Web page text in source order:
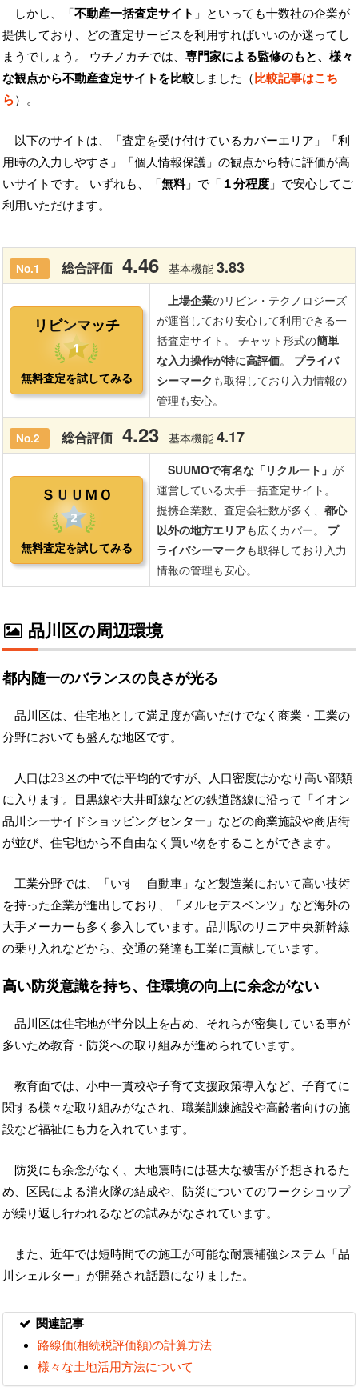
しかし、「不動産一括査定サイト 」といっても十数社の企業が
提供しており、どの査定サービスを利用すればいいのか迷ってし
まうでしょう。 ウチノカチでは、 専門家による監修のもと、様々
な観点から不動産査定サイトを比較しました（比較記事はこち
ら）。
以下のサイトは、「査定を受け付けているカバーエリア」「利
用時の入力しやすさ」「個人情報保護」の観点から特に評価が高
いサイトです。 いずれも、「無料」で「 １分程度 」で安心してご
利用いただけます。
品川区の周辺環境
都内随一のバランスの良さが光る
品川区は、住宅地として満足度が高いだけでなく商業・工業の
分野においても盛んな地区です。
人口は23区の中では平均的ですが、人口密度はかなり高い部類
に入ります。目黒線や大井町線などの鉄道路線に沿って「イオン
品川シーサイドショッピングセンター」などの商業施設や商店街
が並び、住宅地から不自由なく買い物をすることができます。
工業分野では、「いすゞ自動車」など製造業において高い技術
を持った企業が進出しており、「メルセデスベンツ」など海外の
大手メーカーも多く参入しています。品川駅のリニア中央新幹線
の乗り入れなどから、交通の発達も工業に貢献しています。
高い防災意識を持ち、住環境の向上に余念がない
品川区は住宅地が半分以上を占め、それらが密集している事が
多いため教育・防災への取り組みが進められています。
教育面では、小中一貫校や子育て支援政策導入など、子育てに
関する様々な取り組みがなされ、職業訓練施設や高齢者向けの施
設など福祉にも力を入れています。
防災にも余念がなく、大地震時には甚大な被害が予想されるた
め、区民による消火隊の結成や、防災についてのワークショップ
が繰り返し行われるなどの試みがなされています。
また、近年では短時間での施工が可能な耐震補強システム「品
川シェルター」が開発され話題になりました。
関連記事
路線価(相続税評価額)の計算方法
様々な土地活用方法について